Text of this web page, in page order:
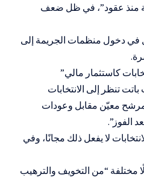
منذ عقود”، في ظل ضعف
في دخول منظمات الجريمة إلى
كاستثمار مالي”
تنظر إلى الانتخابات
معيّن مقابل وعودات
الفوز”.
لا يفعل ذلك مجانًا، وفي
مختلفة “من التخويف والترهيب